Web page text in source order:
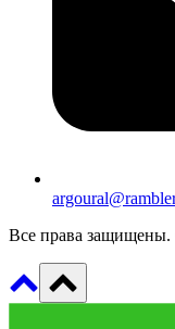
Все права защищены.